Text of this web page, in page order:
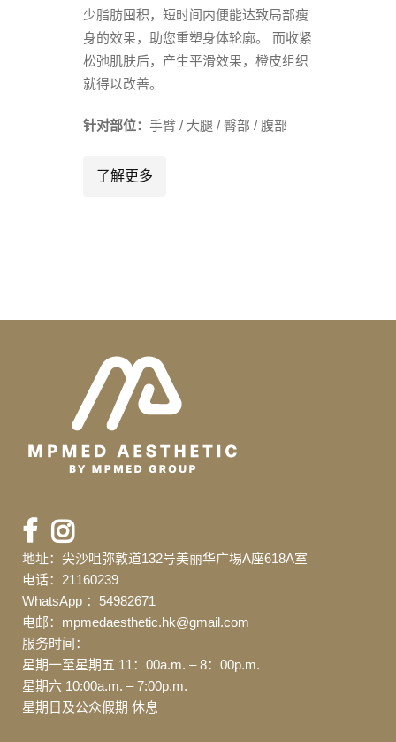
少脂肪囤积，短时间内便能达致局部瘦
身的效果，助您重塑身体轮廓。 而收紧
松弛肌肤后，产生平滑效果，橙皮组织
就得以改善。
针对部位： 手臂 / 大腿 / 臀部 / 腹部
了解更多
地址：尖沙咀弥敦道132号美丽华广埸A座618A室
电话：21160239
WhatsApp ：54982671
电邮：mpmedaesthetic.hk@gmail.com
服务时间：
星期一至星期五 11：00a.m. – 8：00p.m.
星期六 10:00a.m. – 7:00p.m.
星期日及公众假期 休息